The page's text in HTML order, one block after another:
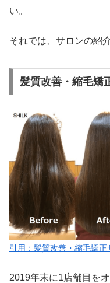
い。
それでは、サロンの紹
髪質改善・縮毛矯
引用：髪質改善・縮毛矯
2019年末に1店舗目を